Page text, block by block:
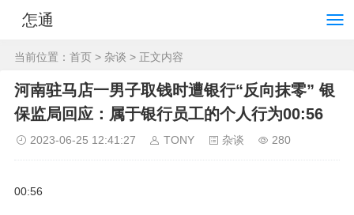
怎通
当前位置： 首页 > 杂谈 > 正文内容
河南驻马店一男子取钱时遭银行“反向抹零” 银
保监局回应：属于银行员工的个人行为00:56
2023-06-25 12:41:27 TONY 杂谈 280
00:56